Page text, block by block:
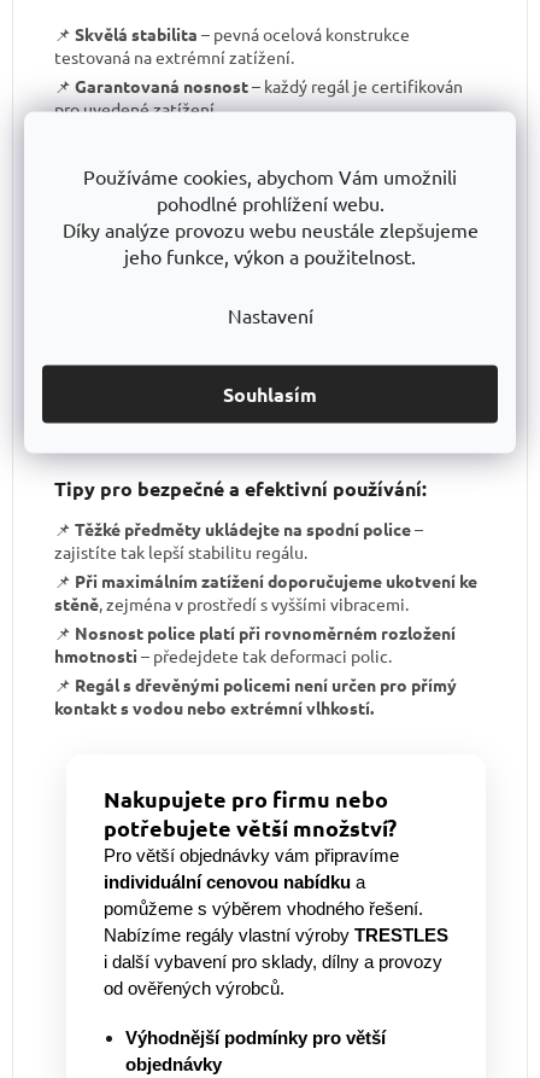
Používáme cookies, abychom Vám umožnili
pohodlné prohlížení webu.
Díky analýze provozu webu neustále zlepšujeme
jeho funkce, výkon a použitelnost.
Nastavení
Souhlasím
📌 Skvělá stabilita – pevná ocelová konstrukce
testovaná na extrémní zatížení.
📌 Garantovaná nosnost– každý regál je certifikován
pro uvedené zatížení.
Bezkonkurenční poměr kvalita/cena– výborné
zpracování za férovou cenu.
📌Podpora české výroby– investujeme do lokální
produkce a technologického pokroku.
spolehněte se, že vaše skladové řešení bude
S TRESTLESsi pořizujete nejenspolehlivý regál, ale i
záruku kvality a dlouhodobé dostupnosti produktů
Tipy pro bezpečné a efektivní používání:
📌 Těžké předměty ukládejte na spodní police–
zajistíte tak lepší stabilitu regálu.
📌 Při maximálním zatížení doporučujeme ukotvení ke
stěně, zejména v prostředí s vyššími vibracemi.
📌 Nosnost police platí při rovnoměrném rozložení
hmotnosti – předejdete tak deformaci polic.
📌 Regál s dřevěnými policemi není určen pro přímý
kontakt s vodou nebo extrémní vlhkostí.
Nakupujete pro firmu nebo
potřebujete větší množství?
Pro větší objednávky vám připravíme
individuální cenovou nabídku a
pomůžeme s výběrem vhodného řešení.
Nabízíme regály vlastní výroby TRESTLES
i další vybavení pro sklady, dílny a provozy
od ověřených výrobců.
Výhodnější podmínky pro větší
objednávky